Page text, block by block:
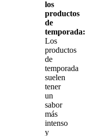
los
productos
de
temporada:
Los
productos
de
temporada
suelen
tener
un
sabor
más
intenso
y